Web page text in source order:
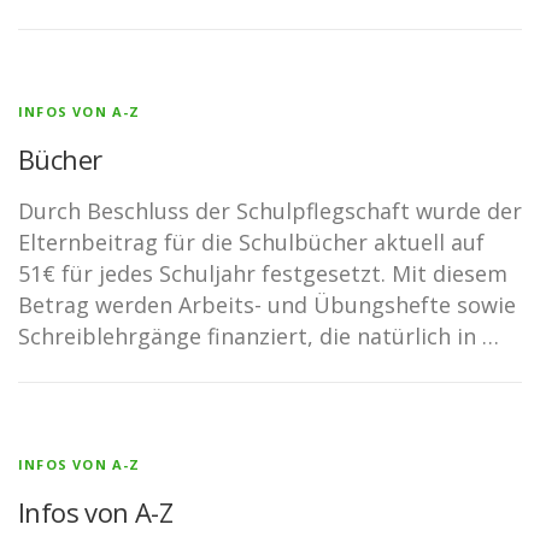
INFOS VON A-Z
Bücher
Durch Beschluss der Schulpflegschaft wurde der
Elternbeitrag für die Schulbücher aktuell auf
51€ für jedes Schuljahr festgesetzt. Mit diesem
Betrag werden Arbeits- und Übungshefte sowie
Schreiblehrgänge finanziert, die natürlich in …
INFOS VON A-Z
Infos von A-Z